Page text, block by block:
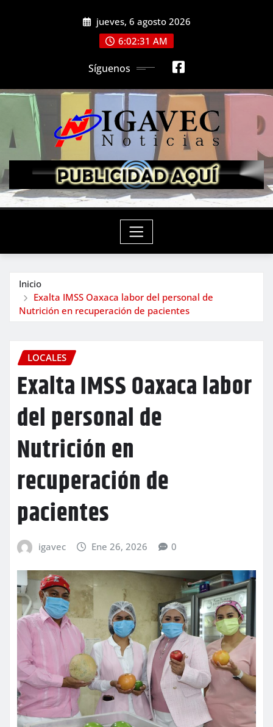
jueves, 6 agosto 2026
6:02:33 AM
Síguenos
Inicio
Exalta IMSS Oaxaca labor del personal de
Nutrición en recuperación de pacientes
LOCALES
Exalta IMSS Oaxaca labor
del personal de
Nutrición en
recuperación de
pacientes
igavec Ene 26, 2026 0